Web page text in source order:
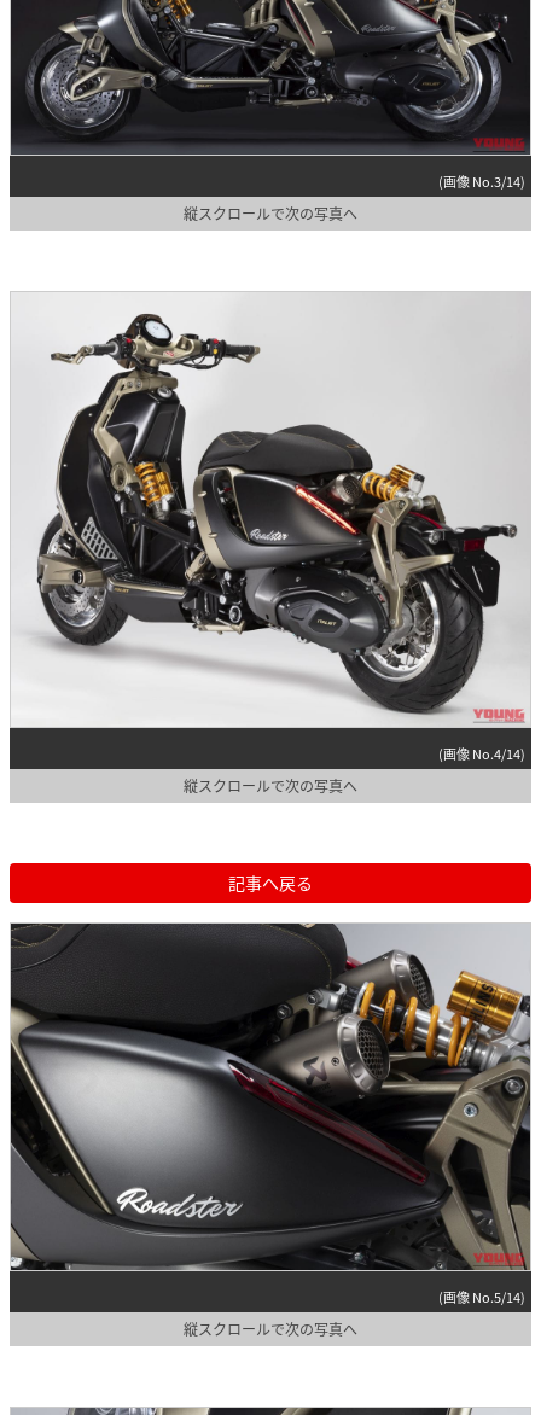
(画像 No.3/14)
縦スクロールで次の写真へ
(画像 No.4/14)
縦スクロールで次の写真へ
記事へ戻る
(画像 No.5/14)
縦スクロールで次の写真へ